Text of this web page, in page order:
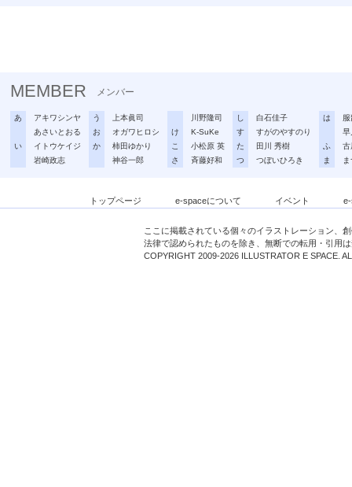
MEMBER メンバー
あ
アキワシンヤ
あさいとおる
い
イトウケイジ
岩崎政志
う
上本眞司
お
オガワヒロシ
か
柿田ゆかり
神谷一郎
川野隆司
け
K-SuKe
こ
小松原 英
さ
斉藤好和
し
白石佳子
す
すがのやすのり
た
田川 秀樹
つ
つぼいひろき
は
早
ふ
古
ま
トップページ e-spaceについて イベント
ここに掲載されている個々のイラストレーション、
法律で認められたものを除き、無断での転用・引用
COPYRIGHT 2009-2026 ILLUSTRATOR E SPACE.